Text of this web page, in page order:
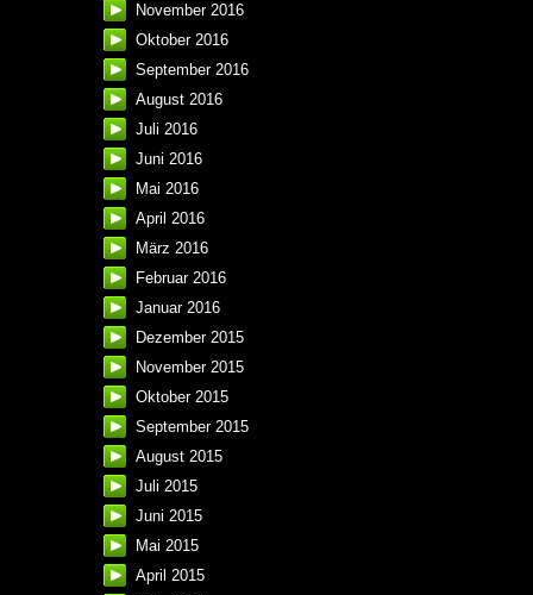
November 2016
Oktober 2016
September 2016
August 2016
Juli 2016
Juni 2016
Mai 2016
April 2016
März 2016
Februar 2016
Januar 2016
Dezember 2015
November 2015
Oktober 2015
September 2015
August 2015
Juli 2015
Juni 2015
Mai 2015
April 2015